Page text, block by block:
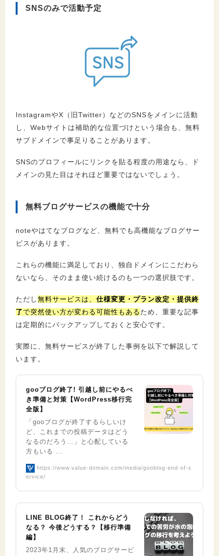
SNSのみで活動予定
InstagramやX（旧Twitter）などのSNSをメインに活動
し、Webサイトは補助的な位置づけという場合も、無料
サブドメインで事足りることがあります。
SNSのプロフィールにリンクを貼る程度の用途なら、ド
メインの見た目はそれほど重要ではないでしょう。
無料ブログサービスの機能で十分
noteやはてなブログなど、無料でも高機能なブログサー
ビスがあります。
これらの機能に満足しており、独自ドメインにこだわら
ないなら、そのまま使い続けるのも一つの選択肢です。
ただし無料サービスは、 仕様変更・プラン改定・提供終
了で突然使い方が変わる可能性もあるため、重要な記事
は定期的にバックアップしておくと安心です。
実際に、無料サービスが終了した事例を以下で解説して
います。
gooブログ終了! 引越し前にやるべ
き準備と対策【WordPress移行完
全版】
「gooブログが終了するらしいけ
ど、これまでの投稿データはどう
なるのだろう…」と心配している
方もいる ...
https://www.value-domain.com/media/gooblog-end-of-s
ervice/
LINE BLOG終了！ これからどう
なる？ 今後どうする？【移行準備
編】
2023年1月末、人気のブログサービ